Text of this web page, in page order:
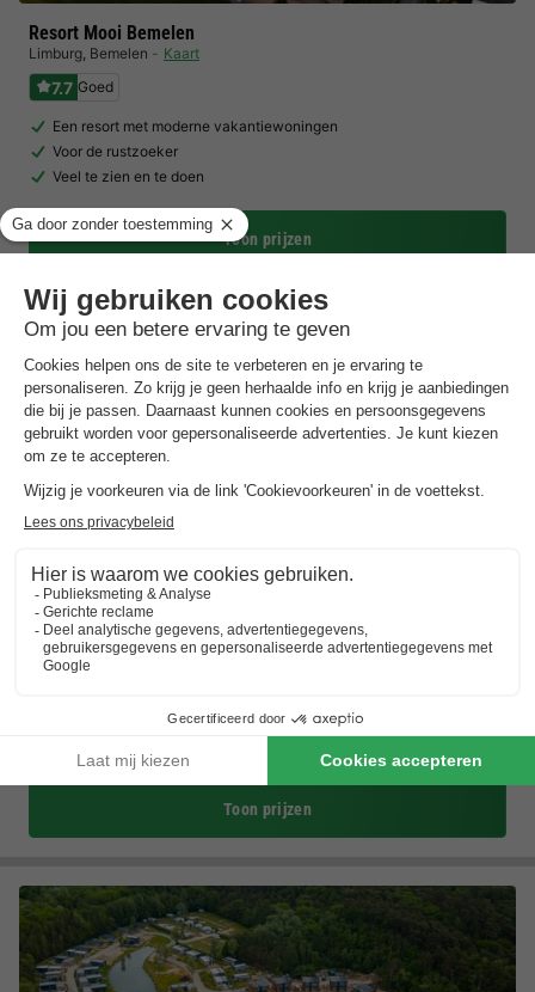
Resort Mooi Bemelen
Limburg, Bemelen Kaart
7.7 Goed
Een resort met moderne vakantiewoningen
Voor de rustzoeker
Veel te zien en te doen
Toon prijzen
EuroParcs Brunssummerheide
Limburg,Brunssum Kaart
7.4 Goed
Natuurlijk zwemmeer voor ontspannen zomerdagen
Toon prijzen